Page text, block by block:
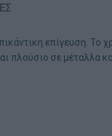
επίγευση. Το
σε μέταλλα